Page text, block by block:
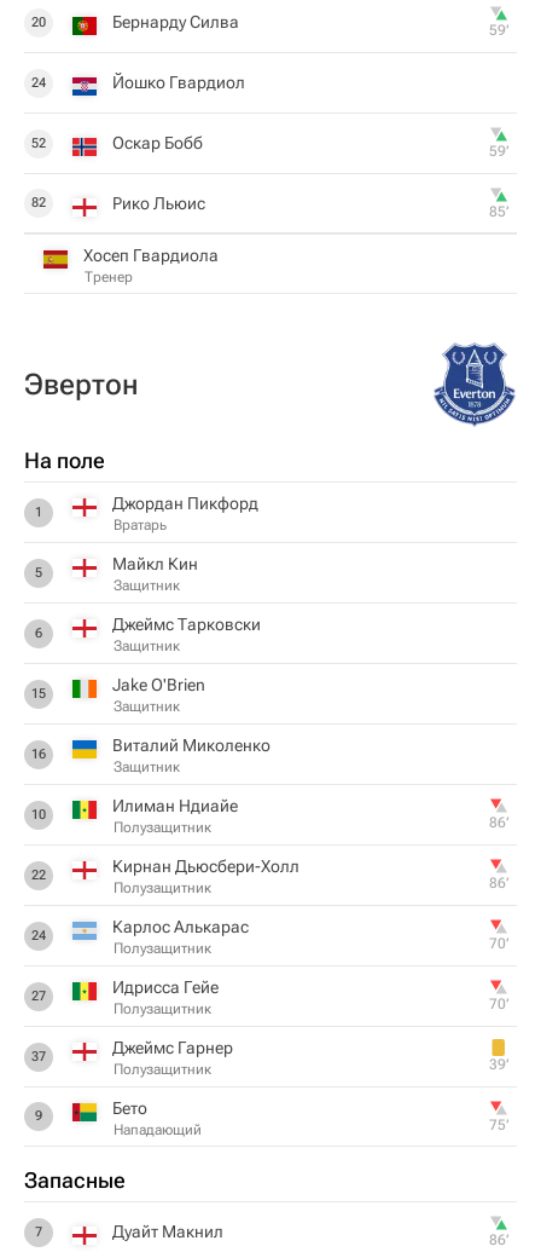
20 Бернарду Силва 59‎’‎
24 Йошко Гвардиол
52 Оскар Бобб 59‎’‎
82 Рико Льюис 85‎’‎
Хосеп Гвардиола
Тренер
Эвертон
На поле
1 Джордан Пикфорд
Вратарь
5 Майкл Кин
Защитник
6 Джеймс Тарковски
Защитник
15 Jake O'Brien
Защитник
16 Виталий Миколенко
Защитник
10 Илиман Ндиайе
Полузащитник 86‎’‎
22 Кирнан Дьюсбери-Холл
Полузащитник 86‎’‎
24 Карлос Алькарас
Полузащитник 70‎’‎
27 Идрисса Гейе
Полузащитник 70‎’‎
37 Джеймс Гарнер
Полузащитник 39‎’‎
9 Бето
Нападающий 75‎’‎
Запасные
7 Дуайт Макнил 86‎’‎